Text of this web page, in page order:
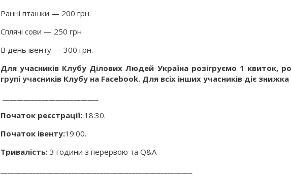
Ранні пташки — 200 грн.
Сплячі сови — 250 грн
В день івенту — 300 грн.
Для учасників Клубу Ділових Людей Україна розігруємо 1 квиток,
групі учасників Клубу на Facebook. Для всіх інших учасників діє знижка
Початок реєстрації:18:30.
Початок івенту:19:00.
Тривалість:3 години з перервою та Q&A